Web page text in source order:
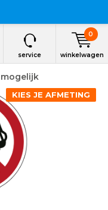
service winkelwagen
0
KIES JE AFMETING